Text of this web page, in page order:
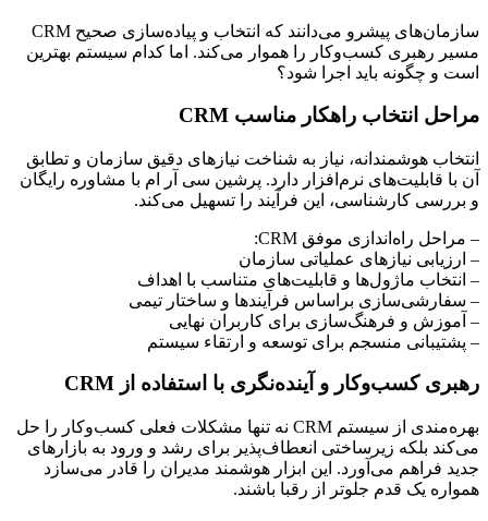
سازمان‌های پیشرو می‌دانند که انتخاب و پیاده‌سازی صحیح CRM
مسیر رهبری کسب‌وکار را هموار می‌کند. اما کدام سیستم بهترین
است و چگونه باید اجرا شود؟
مراحل انتخاب راهکار مناسب CRM
انتخاب هوشمندانه، نیاز به شناخت نیازهای دقیق سازمان و تطابق
آن با قابلیت‌های نرم‌افزار دارد. پرشین سی آر ام با مشاوره رایگان
و بررسی کارشناسی، این فرآیند را تسهیل می‌کند.
– مراحل راه‌اندازی موفق CRM:
– ارزیابی نیازهای عملیاتی سازمان
– انتخاب ماژول‌ها و قابلیت‌های متناسب با اهداف
– سفارشی‌سازی براساس فرآیندها و ساختار تیمی
– آموزش و فرهنگ‌سازی برای کاربران نهایی
– پشتیبانی منسجم برای توسعه و ارتقاء سیستم
رهبری کسب‌وکار و آینده‌نگری با استفاده از CRM
بهره‌مندی از سیستم CRM نه تنها مشکلات فعلی کسب‌وکار را حل
می‌کند بلکه زیرساختی انعطاف‌پذیر برای رشد و ورود به بازارهای
جدید فراهم می‌آورد. این ابزار هوشمند مدیران را قادر می‌سازد
همواره یک قدم جلوتر از رقبا باشند.